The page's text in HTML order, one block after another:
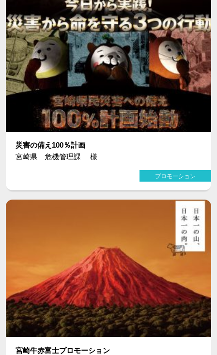
災害の備え100％計画
宮崎県 危機管理課 様
プロモーション
宮崎牛赤富士プロモーション